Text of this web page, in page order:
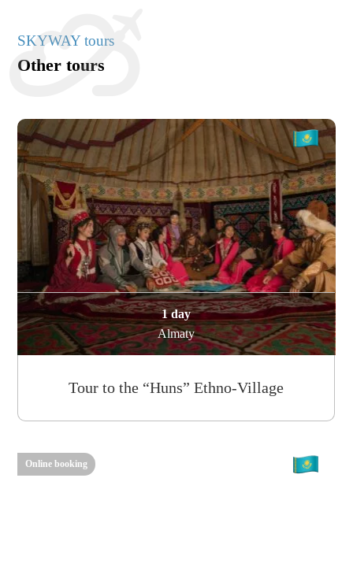
SKYWAY tours
Other tours
1 day
Almaty
Tour to the “Huns” Ethno-Village
Online booking